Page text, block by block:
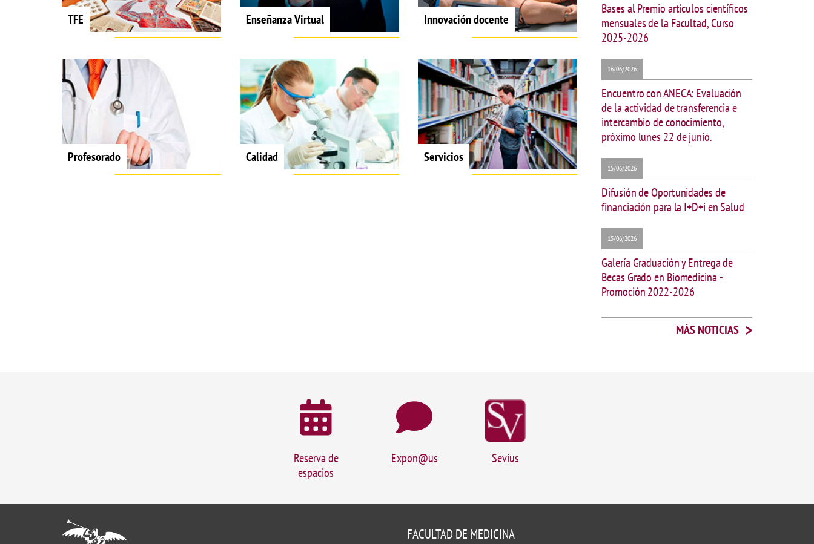
TFE Enseñanza Virtual Innovación docente
Profesorado Calidad Servicios
Bases al Premio artículos científicos
mensuales de la Facultad, Curso
2025-2026
16/06/2026
Encuentro con ANECA: Evaluación
de la actividad de transferencia e
intercambio de conocimiento,
próximo lunes 22 de junio.
15/06/2026
Difusión de Oportunidades de
financiación para la I+D+i en Salud
15/06/2026
Galería Graduación y Entrega de
Becas Grado en Biomedicina -
Promoción 2022-2026
MÁS NOTICIAS >
Reserva de
espacios
Expon@us Sevius
FACULTAD DE MEDICINA